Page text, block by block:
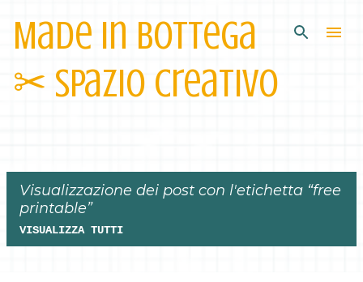
Passa ai contenuti principali
Made in Bottega
✂︎ Spazio Creativo
Visualizzazione dei post con l'etichetta free
printable
VISUALIZZA TUTTI